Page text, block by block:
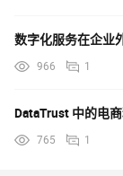
数字化服务在企业
966 1
DataTrust 中的电
765 1